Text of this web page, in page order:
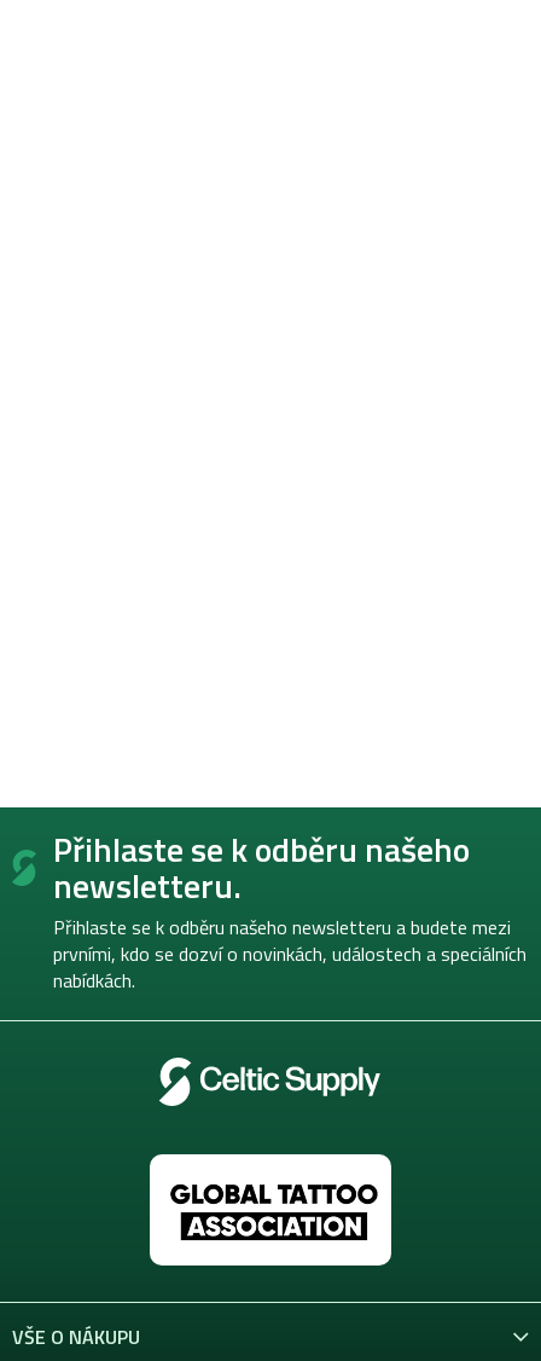
Z
Přihlaste se k odběru našeho
newsletteru.
Přihlaste se k odběru našeho newsletteru a budete mezi
prvními, kdo se dozví o novinkách, událostech a speciálních
nabídkách.
VŠE O NÁKUPU